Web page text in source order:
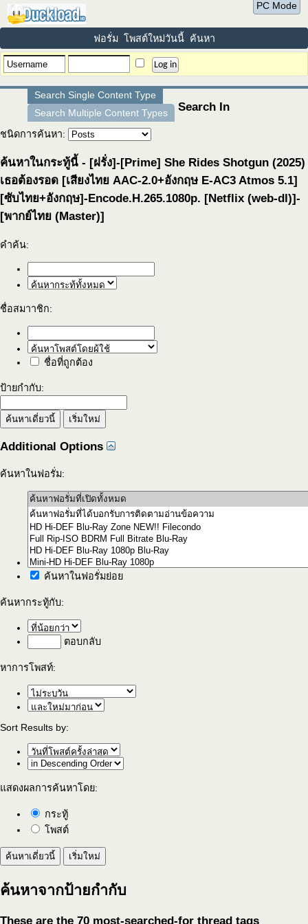
PC Mode
ฟอรั่ม โพสต์ใหม่วันนี้ ค้นหา
Search Single Content Type
Search Multiple Content Types
Search In
ชนิดการค้นหา:
ค้นหาในกระทู้นี้ - [ฝรั่ง]-[Prime] She Rides Shotgun (2025)
เธอต้องรอด [เสียงไทย AAC-2.0+อังกฤษ E-AC3 Atmos 5.1]
[ซับไทย+อังกฤษ]-Encode.H.265.1080p. [Netflix (web-dl)]-
[พากย์ไทย (Master)]
คำค้น:
ชื่อสมาาชิก:
ชื่อที่ถูกต้อง
ป้ายกำกับ:
Additional Options
ค้นหาในฟอรั่ม:
ค้นหาในฟอรั่มย่อย
ค้นหากระทู้กับ:
ตอบกลับ
หาการโพสท์:
Sort Results by:
แสดงผลการค้นหาโดย:
กระทู้
โพสต์
ค้นหาจากป้ายกำกับ
These are the 70 most-searched-for thread tags